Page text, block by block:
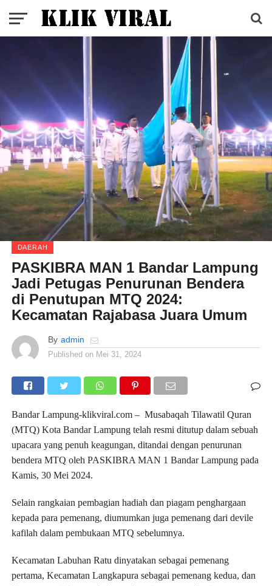
DAERAH
PASKIBRA MAN 1 Bandar Lampung
Jadi Petugas Penurunan Bendera
di Penutupan MTQ 2024:
Kecamatan Rajabasa Juara Umum
By admin
Published on Mei 31, 2024
Bandar Lampung-klikviral.com – Musabaqah Tilawatil Quran
(MTQ) Kota Bandar Lampung telah resmi ditutup dalam sebuah
upacara yang penuh keagungan, ditandai dengan penurunan
bendera MTQ oleh PASKIBRA MAN 1 Bandar Lampung pada
Kamis, 30 Mei 2024.
Selain rangkaian pembagian hadiah dan piagam penghargaan
kepada para pemenang, diumumkan juga pemenang dari devile
kafilah dalam pembukaan MTQ sebelumnya.
Kecamatan Labuhan Ratu dinyatakan sebagai pemenang
pertama, Kecamatan Langkapura sebagai pemenang kedua, dan